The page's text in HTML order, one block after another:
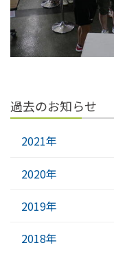
過去のお知らせ
2021年
2020年
2019年
2018年